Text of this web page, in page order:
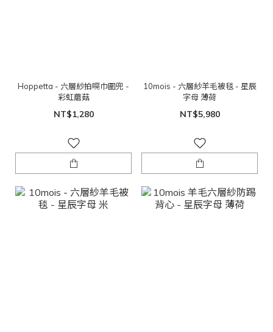
Hoppetta - 六層紗拍嗝巾圍兜 -
彩虹蘑菇
NT$1,280
10mois - 六層紗羊毛被毯 - 星辰
字母 薄荷
NT$5,980